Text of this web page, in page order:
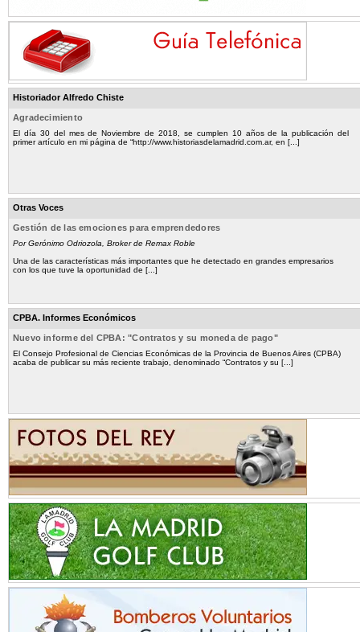
Historiador Alfredo Chiste
Agradecimiento
El día 30 del mes de Noviembre de 2018, se cumplen 10 años de la publicación del
primer artículo en mi página de “http://www.historiasdelamadrid.com.ar, en [...]
Otras Voces
Gestión de las emociones para emprendedores
Por Gerónimo Odriozola, Broker de Remax Roble
Una de las características más importantes que he detectado en grandes empresarios
con los que tuve la oportunidad de [...]
CPBA. Informes Económicos
Nuevo informe del CPBA: "Contratos y su moneda de pago"
El Consejo Profesional de Ciencias Económicas de la Provincia de Buenos Aires (CPBA)
acaba de publicar su más reciente trabajo, denominado “Contratos y su [...]